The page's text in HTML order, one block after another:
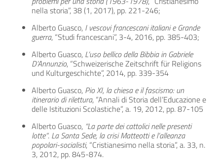
nella storia”, 38 (1, 2017), pp. 221-246;
Alberto Guasco, I vescovi francescani italiani e Grande
guerra, “Studi francescani”, 3-4, 2016, pp. 385-403;
Alberto Guasco, L’uso bellico della Bibbia in Gabriele
D’Annunzio, “Schweizerische Zeitschrift für Religions
und Kulturgeschichte”, 2014, pp. 339-354
Alberto Guasco, Pio XI, la chiesa e il fascismo: un
itinerario di rilettura, “Annali di Storia dell’Educazione e
delle Istituzioni Scolastiche”, a. 19, 2012, pp. 87-105
Alberto Guasco, “La parte dei cattolici nelle presenti
lotte”. La Santa Sede, la crisi Matteotti e l’alleanza
popolari-socialisti, “Cristianesimo nella storia”, a. 33, n.
3, 2012, pp. 845-874.